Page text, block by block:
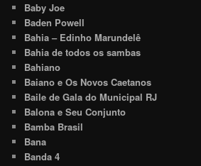
Baby Joe
Baden Powell
Bahia – Edinho Marundelê
Bahia de todos os sambas
Bahiano
Baiano e Os Novos Caetanos
Baile de Gala do Municipal RJ
Balona e Seu Conjunto
Bamba Brasil
Bana
Banda 4